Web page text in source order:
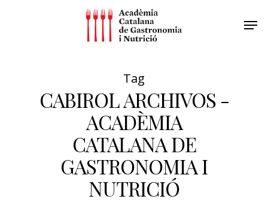
Tag
CABIROL ARCHIVOS -
ACADÈMIA
CATALANA DE
GASTRONOMIA I
NUTRICIÓ